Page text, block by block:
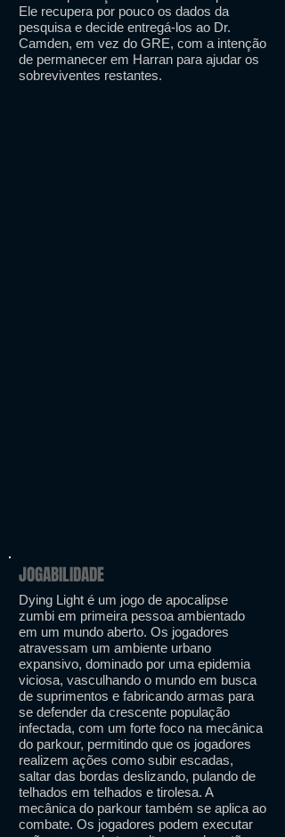
Ele recupera por pouco os dados da
pesquisa e decide entregá-los ao Dr.
Camden, em vez do GRE, com a intenção
de permanecer em Harran para ajudar os
sobreviventes restantes.
JOGABILIDADE
Dying Light é um jogo de apocalipse
zumbi em primeira pessoa ambientado
em um mundo aberto. Os jogadores
atravessam um ambiente urbano
expansivo, dominado por uma epidemia
viciosa, vasculhando o mundo em busca
de suprimentos e fabricando armas para
se defender da crescente população
infectada, com um forte foco na mecânica
do parkour, permitindo que os jogadores
realizem ações como subir escadas,
saltar das bordas deslizando, pulando de
telhados em telhados e tirolesa. A
mecânica do parkour também se aplica ao
combate. Os jogadores podem executar